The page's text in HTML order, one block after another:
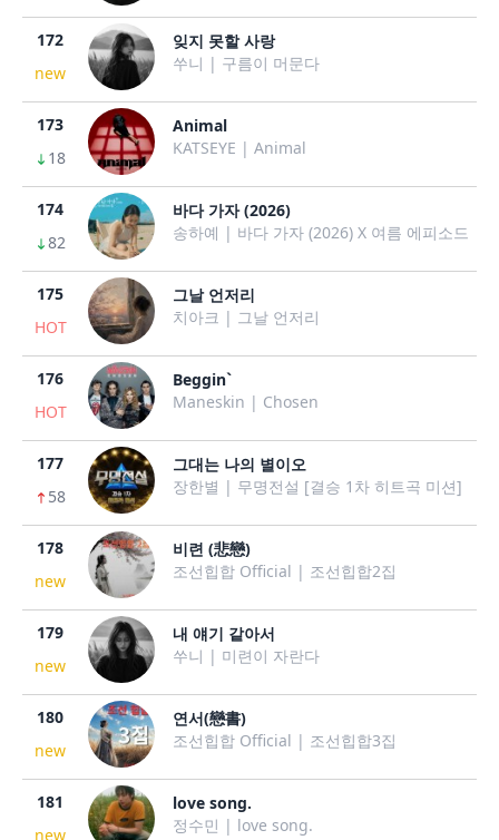
172
new
잊지 못할 사랑
쑤니 | 구름이 머문다
173
18
Animal
KATSEYE | Animal
174
82
바다 가자 (2026)
송하예 | 바다 가자 (2026) X 여름 에피소드
175
HOT
그날 언저리
치아크 | 그날 언저리
176
HOT
Beggin`
Maneskin | Chosen
177
58
그대는 나의 별이오
장한별 | 무명전설 [결승 1차 히트곡 미션]
178
new
비련 (悲戀)
조선힙합 Official | 조선힙합2집
179
new
내 얘기 같아서
쑤니 | 미련이 자란다
180
new
연서(戀書)
조선힙합 Official | 조선힙합3집
181
new
love song.
정수민 | love song.